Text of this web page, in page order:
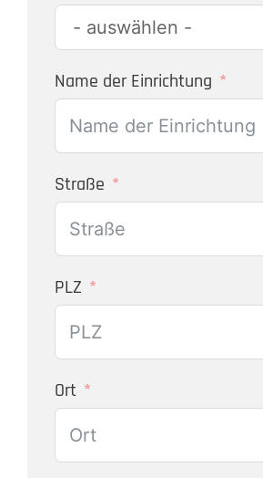
Name der Einrichtung
Straße
PLZ
Ort